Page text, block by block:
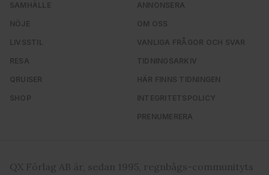
SAMHÄLLE
NÖJE
LIVSSTIL
RESA
QRUISER
SHOP
ANNONSERA
OM OSS
VANLIGA FRÅGOR OCH SVAR
TIDNINGSARKIV
HÄR FINNS TIDNINGEN
INTEGRITETSPOLICY
PRENUMERERA
QX Förlag AB är, sedan 1995, regnbågs-communityts